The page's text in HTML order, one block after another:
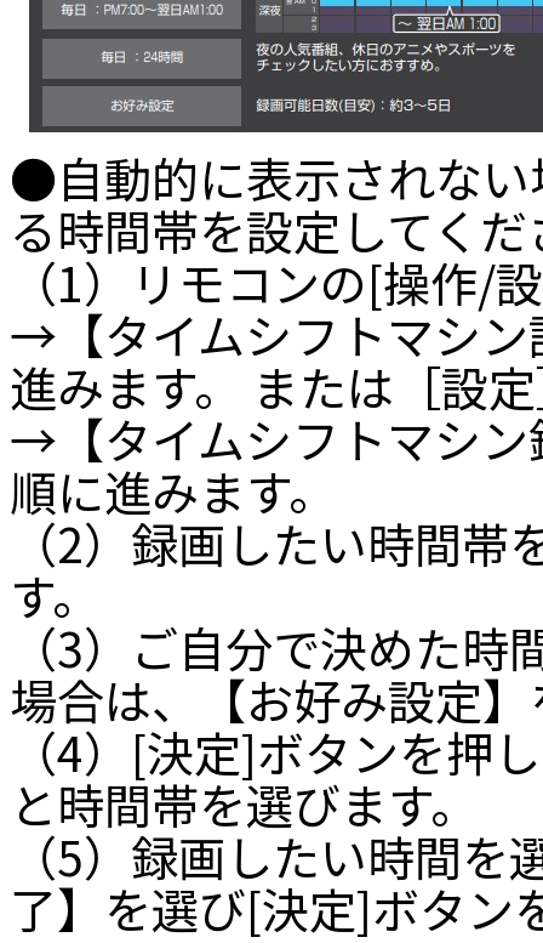
●自動的に表示されな
る時間帯を設定してく
（1）リモコンの[操作/
→【タイムシフトマシ
進みます。 または［設
→【タイムシフトマシ
順に進みます。
（2）録画したい時間
す。
（3）ご自分で決めた
場合は、【お好み設定
（4）[決定]ボタンを押
と時間帯を選びます。
（5）録画したい時間
了】を選び[決定]ボタン